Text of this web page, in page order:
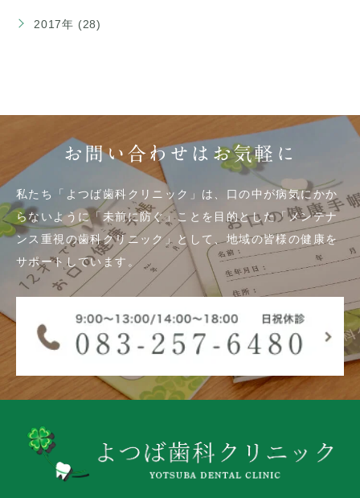
2017年 (28)
お問い合わせはお気軽に
私たち「よつば歯科クリニック」は、口の中が病気にかか
らないように「未前に防ぐ」ことを目的とした「メンテナ
ンス重視の歯科クリニック」として、地域の皆様の健康を
サポートしています。